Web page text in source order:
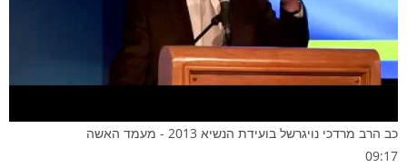
כב הרב מרדכי נויגרשל בועידת הנשיא 2013 - מעמד האשה
09:17